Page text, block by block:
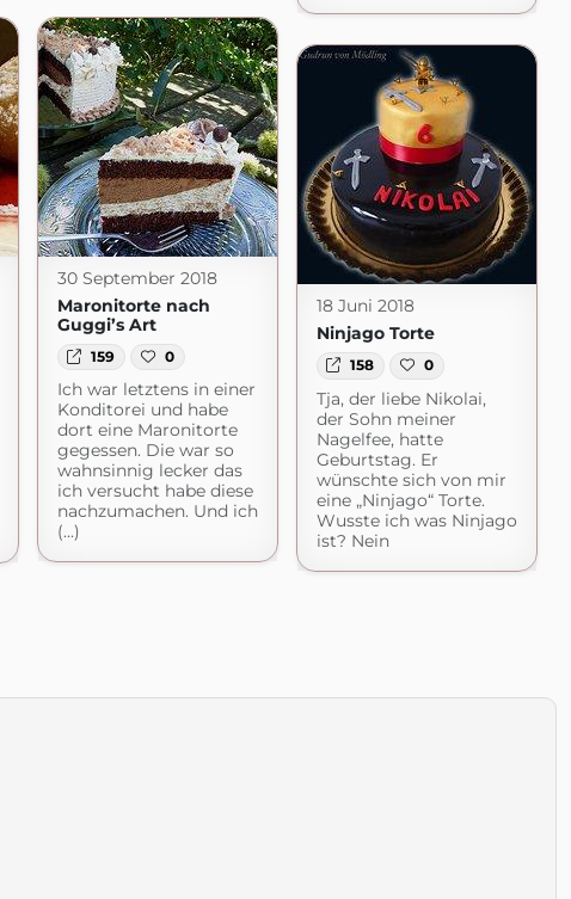
30 September 2018
Maronitorte nach
Guggi’s Art
159 0
Ich war letztens in einer
Konditorei und habe
dort eine Maronitorte
gegessen. Die war so
wahnsinnig lecker das
ich versucht habe diese
nachzumachen. Und ich
(...)
18 Juni 2018
Ninjago Torte
158 0
Tja, der liebe Nikolai,
der Sohn meiner
Nagelfee, hatte
Geburtstag. Er
wünschte sich von mir
eine „Ninjago“ Torte.
Wusste ich was Ninjago
ist? Nein